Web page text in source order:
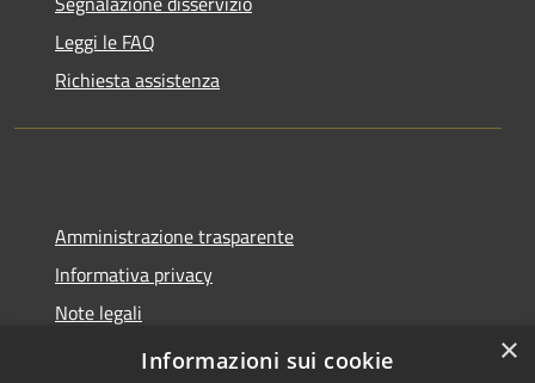
Leggi le FAQ
Richiesta assistenza
Amministrazione trasparente
Informativa privacy
Note legali
Dichiarazione di accessibilità
×
Informazioni sui cookie